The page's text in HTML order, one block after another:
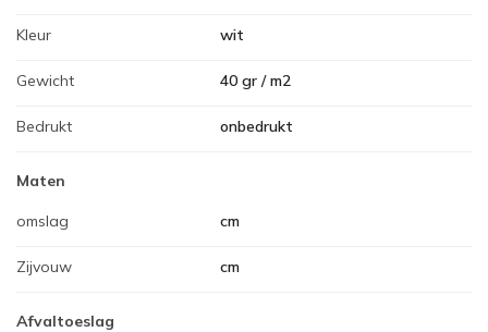
Kleur wit
Gewicht 40 gr / m2
Bedrukt onbedrukt
Maten
omslag cm
Zijvouw cm
Afvaltoeslag